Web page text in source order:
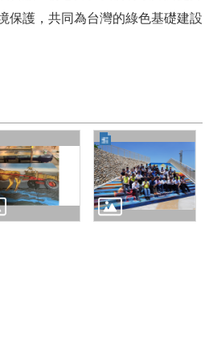
保護，共同為台灣的綠色基礎建設